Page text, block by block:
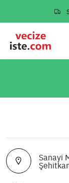
Sanayi